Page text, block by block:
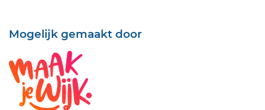
Mogelijk gemaakt door